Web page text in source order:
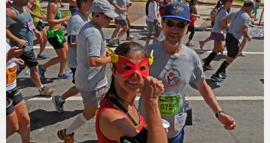
グルメ
トラベル
サッカー
PEOPLE
ビジネス